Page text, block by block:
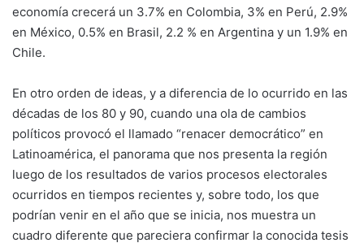
economía crecerá un 3.7% en Colombia, 3% en Perú, 2.9%
en México, 0.5% en Brasil, 2.2 % en Argentina y un 1.9% en
Chile.
En otro orden de ideas, y a diferencia de lo ocurrido en las
décadas de los 80 y 90, cuando una ola de cambios
políticos provocó el llamado “renacer democrático” en
Latinoamérica, el panorama que nos presenta la región
luego de los resultados de varios procesos electorales
ocurridos en tiempos recientes y, sobre todo, los que
podrían venir en el año que se inicia, nos muestra un
cuadro diferente que pareciera confirmar la conocida tesis